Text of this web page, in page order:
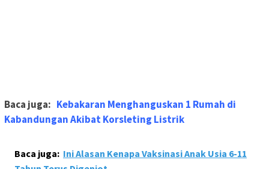
Baca juga: Kebakaran Menghanguskan 1 Rumah di
Kabandungan Akibat Korsleting Listrik
Baca juga: Ini Alasan Kenapa Vaksinasi Anak Usia 6-11